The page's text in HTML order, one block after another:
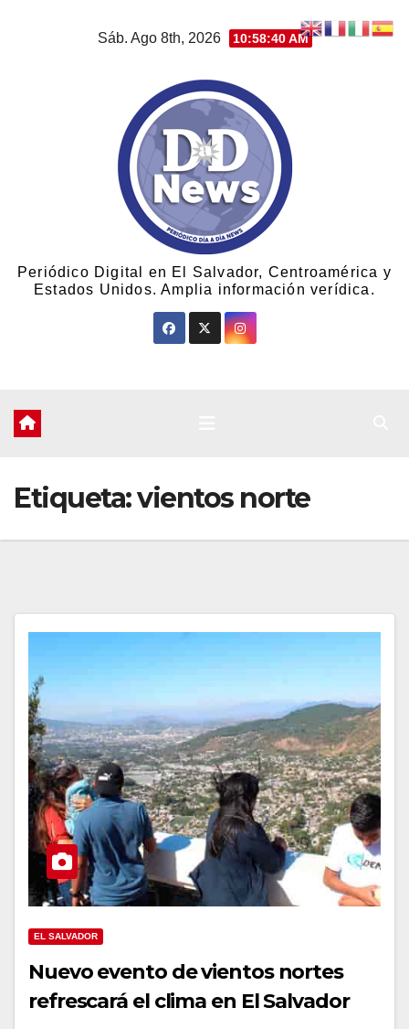
Sáb. Ago 8th, 2026 10:58:41 AM
Periódico Digital en El Salvador, Centroamérica y
Estados Unidos. Amplia información verídica.
Etiqueta:vientos norte
EL SALVADOR
Nuevo evento de vientos nortes
refrescará el clima en El Salvador